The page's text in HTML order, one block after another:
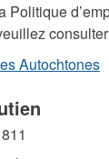
Politique
Autochtones